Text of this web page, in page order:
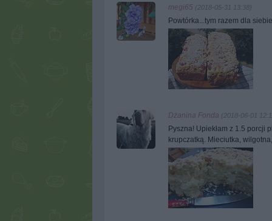
megi65 (2018-05-31 13:38)
Powtórka...tym razem dla
Dżanina Fonda (2018-06-01
Pyszna! Upiekłam z 1.5 porcji
krupczatką. Mieciutka,